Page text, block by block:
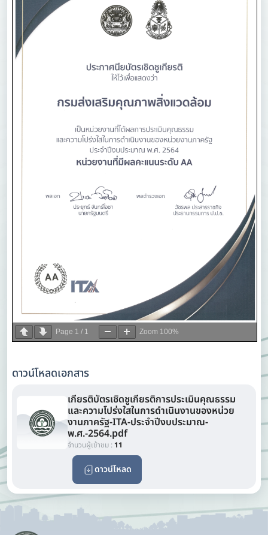
Page 1 / 1 Zoom 100%
ดาวน์โหลดเอกสาร
เกียรติบัตรเชิดชูเกียรติการประเมินคุณธรรม
และความโปร่งใสในการดำเนินงานของหน่วย
งานภาครัฐ-ITA-ประจำปีงบประมาณ-
พ.ศ.-2564.pdf
จำนวนผู้เข้าชม : 11
ดาวน์โหลด